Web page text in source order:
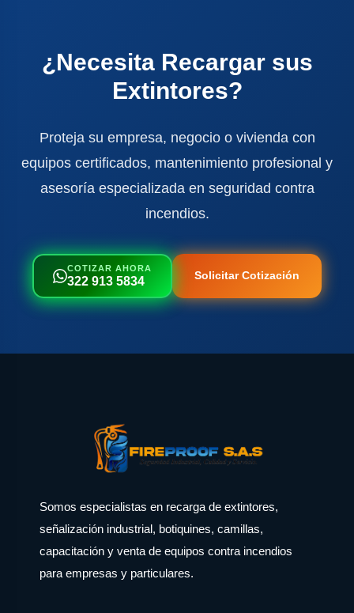
¿Necesita Recargar sus
Extintores?
Proteja su empresa, negocio o vivienda con
equipos certificados, mantenimiento profesional y
asesoría especializada en seguridad contra
incendios.
COTIZAR AHORA
322 913 5834 Solicitar Cotización
Somos especialistas en recarga de extintores,
señalización industrial, botiquines, camillas,
capacitación y venta de equipos contra incendios
para empresas y particulares.